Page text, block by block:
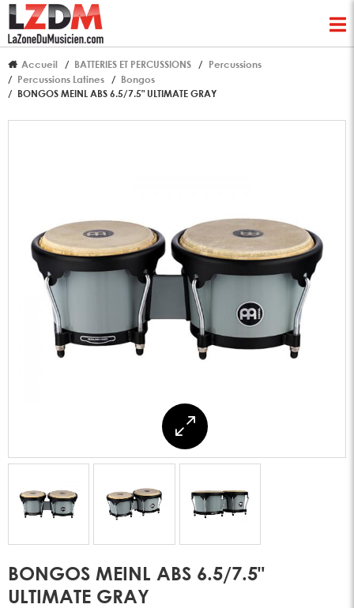
Accueil BATTERIES ET PERCUSSIONS
Percussions
Percussions Latines
Bongos
BONGOS MEINL ABS 6.5/7.5" ULTIMATE GRAY
BONGOS MEINL ABS 6.5/7.5"
ULTIMATE GRAY